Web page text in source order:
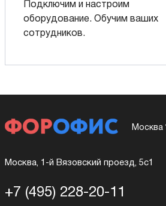
Подключим и настроим
оборудование. Обучим ваших
сотрудников.
Москва
Москва, 1-й Вязовский проезд, 5с1
+7 (495) 228-20-11